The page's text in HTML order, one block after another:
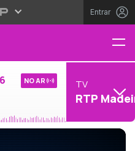
Entrar
NO AR TV
RTP